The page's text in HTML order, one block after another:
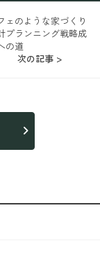
ェのような家づくり
プランニング戦略成
の道
次の記事 >